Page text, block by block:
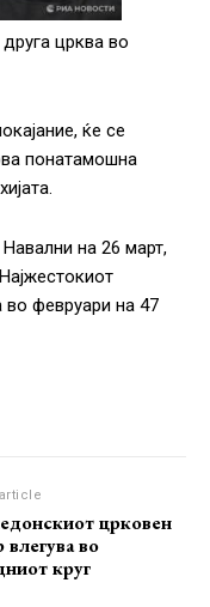
црква во
ќе се
понатамошна
на 26 март,
во февруари на 47
црковен
влегува во
круг